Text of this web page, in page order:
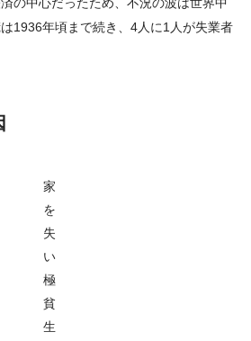
1936年頃まで続き、4人に1人が失業者
家
を
失
い
極
貧
生